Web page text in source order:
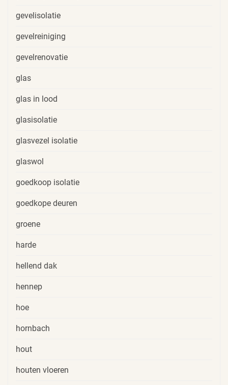
gevelisolatie
gevelreiniging
gevelrenovatie
glas
glas in lood
glasisolatie
glasvezel isolatie
glaswol
goedkoop isolatie
goedkope deuren
groene
harde
hellend dak
hennep
hoe
hornbach
hout
houten vloeren